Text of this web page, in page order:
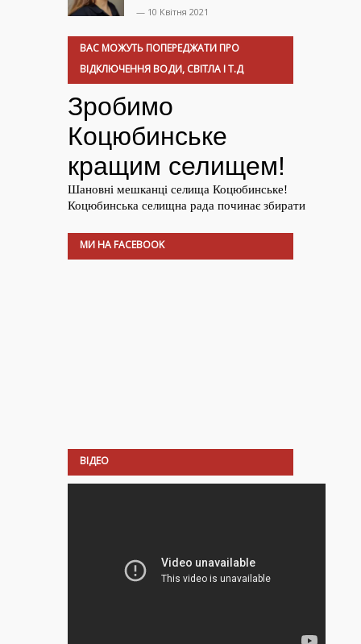
— 10 Квітня 2021
ВАС МОЖУТЬ ПОПЕРЕДЖАТИ ПРО
ВІДКЛЮЧЕННЯ ВОДИ, СВІТЛА І Т.Д
МИ НА FACEBOOK
ВІДЕО